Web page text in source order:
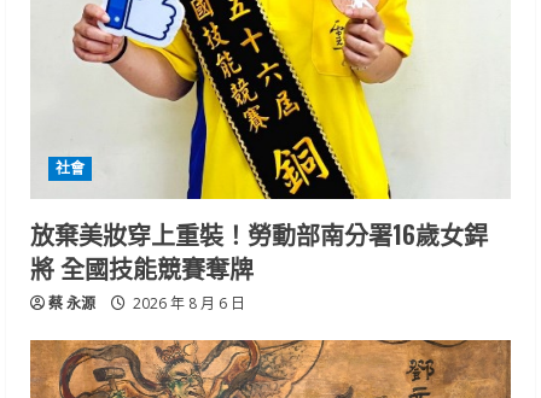
社會
放棄美妝穿上重裝！勞動部南分署16歲女銲
將 全國技能競賽奪牌
蔡 永源 2026 年 8 月 6 日